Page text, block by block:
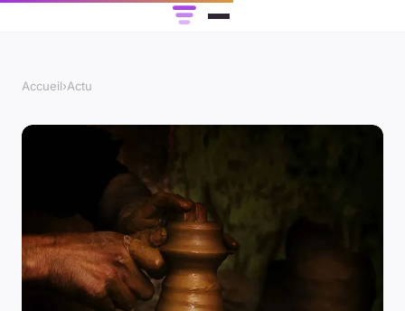
Accueil›Actu